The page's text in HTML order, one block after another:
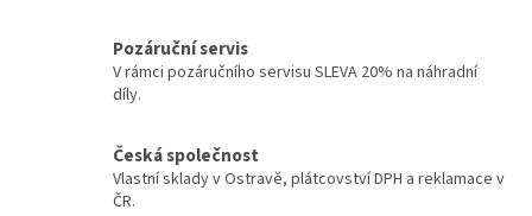
Pozáruční servis
V rámci pozáručního servisu SLEVA 20% na náhradní
díly.
Česká společnost
Vlastní sklady v Ostravě, plátcovství DPH a reklamace v
ČR.